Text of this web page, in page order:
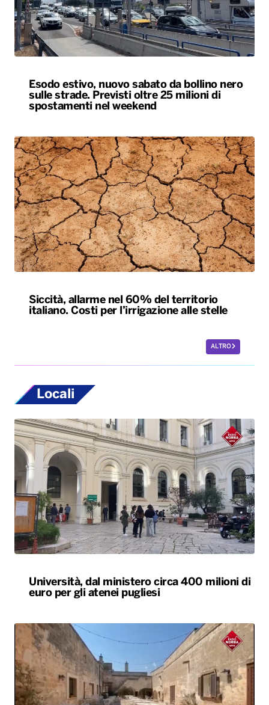
Esodo estivo, nuovo sabato da bollino nero
sulle strade. Previsti oltre 25 milioni di
spostamenti nel weekend
Siccità, allarme nel 60% del territorio
italiano. Costi per l’irrigazione alle stelle
ALTRO
Locali
Università, dal ministero circa 400 milioni di
euro per gli atenei pugliesi